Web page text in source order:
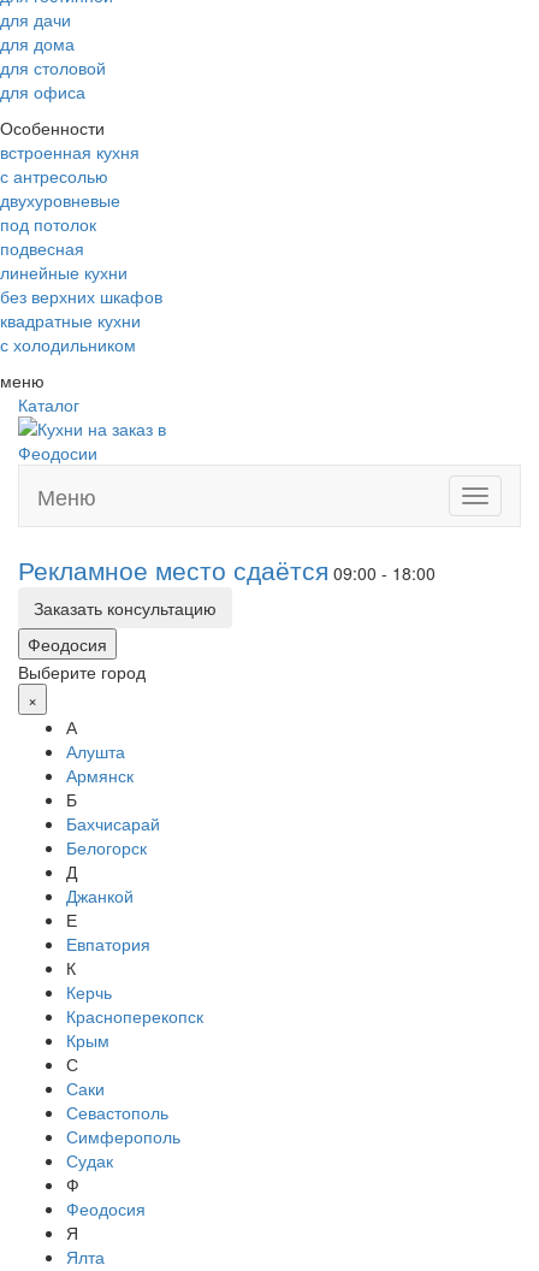
для дачи
для дома
для столовой
для офиса
Особенности
встроенная кухня
с антресолью
двухуровневые
под потолок
подвесная
линейные кухни
без верхних шкафов
квадратные кухни
с холодильником
меню
Каталог
Toggle
Меню
Рекламное место сдаётся 09:00 - 18:00
Заказать консультацию
Феодосия
Выберите город
×
А
Алушта
Армянск
Б
Бахчисарай
Белогорск
Д
Джанкой
Е
Евпатория
К
Керчь
Красноперекопск
Крым
С
Саки
Севастополь
Симферополь
Судак
Ф
Феодосия
Я
Ялта